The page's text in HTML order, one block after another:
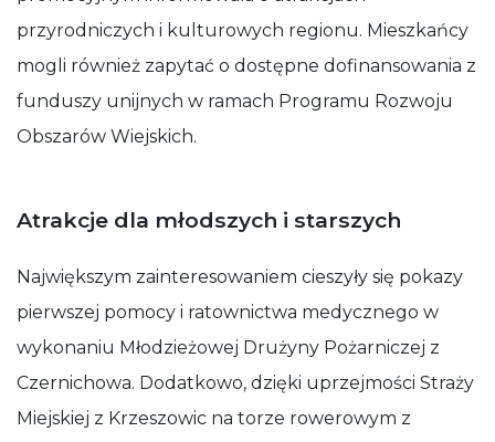
przyrodniczych i kulturowych regionu. Mieszkańcy
mogli również zapytać o dostępne dofinansowania z
funduszy unijnych w ramach Programu Rozwoju
Obszarów Wiejskich.
Atrakcje dla młodszych i starszych
Największym zainteresowaniem cieszyły się pokazy
pierwszej pomocy i ratownictwa medycznego w
wykonaniu Młodzieżowej Drużyny Pożarniczej z
Czernichowa. Dodatkowo, dzięki uprzejmości Straży
Miejskiej z Krzeszowic na torze rowerowym z